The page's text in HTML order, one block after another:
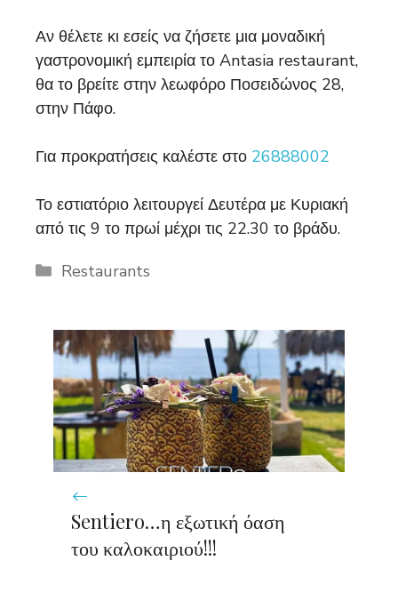
Αν θέλετε κι εσείς να ζήσετε μια μοναδική
γαστρονομική εμπειρία το Antasia restaurant,
θα το βρείτε στην λεωφόρο Ποσειδώνος 28,
στην Πάφο.
Για προκρατήσεις καλέστε στο 26888002
Το εστιατόριο λειτουργεί Δευτέρα με Κυριακή
από τις 9 το πρωί μέχρι τις 22.30 το βράδυ.
Categories
Restaurants
Sentiero…η εξωτική όαση
του καλοκαιριού!!!